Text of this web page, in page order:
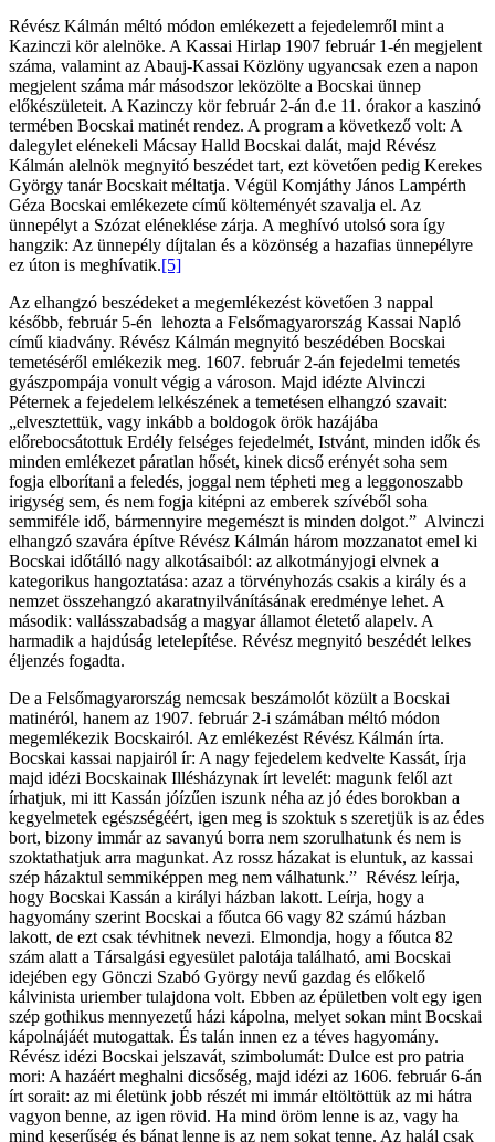
Révész Kálmán méltó módon emlékezett a fejedelemről mint a
Kazinczi kör alelnöke. A Kassai Hirlap 1907 február 1-én megjelent
száma, valamint az Abauj-Kassai Közlöny ugyancsak ezen a napon
megjelent száma már másodszor leközölte a Bocskai ünnep
előkészületeit. A Kazinczy kör február 2-án d.e 11. órakor a kaszinó
termében Bocskai matinét rendez. A program a következő volt: A
dalegylet elénekeli Mácsay Halld Bocskai dalát, majd Révész
Kálmán alelnök megnyitó beszédet tart, ezt követően pedig Kerekes
György tanár Bocskait méltatja. Végül Komjáthy János Lampérth
Géza Bocskai emlékezete című költeményét szavalja el. Az
ünnepélyt a Szózat eléneklése zárja. A meghívó utolsó sora így
hangzik: Az ünnepély díjtalan és a közönség a hazafias ünnepélyre
ez úton is meghívatik.[5]
Az elhangzó beszédeket a megemlékezést követően 3 nappal
később, február 5-én lehozta a Felsőmagyarország Kassai Napló
című kiadvány. Révész Kálmán megnyitó beszédében Bocskai
temetéséről emlékezik meg. 1607. február 2-án fejedelmi temetés
gyászpompája vonult végig a városon. Majd idézte Alvinczi
Péternek a fejedelem lelkészének a temetésen elhangzó szavait:
„elvesztettük, vagy inkább a boldogok örök hazájába
előrebocsátottuk Erdély felséges fejedelmét, Istvánt, minden idők és
minden emlékezet páratlan hősét, kinek dicső erényét soha sem
fogja elborítani a feledés, joggal nem tépheti meg a leggonoszabb
irigység sem, és nem fogja kitépni az emberek szívéből soha
semmiféle idő, bármennyire megemészt is minden dolgot.” Alvinczi
elhangzó szavára építve Révész Kálmán három mozzanatot emel ki
Bocskai időtálló nagy alkotásaiból: az alkotmányjogi elvnek a
kategorikus hangoztatása: azaz a törvényhozás csakis a király és a
nemzet összehangzó akaratnyilvánításának eredménye lehet. A
második: vallásszabadság a magyar államot életető alapelv. A
harmadik a hajdúság letelepítése. Révész megnyitó beszédét lelkes
éljenzés fogadta.
De a Felsőmagyarország nemcsak beszámolót közült a Bocskai
matinéról, hanem az 1907. február 2-i számában méltó módon
megemlékezik Bocskairól. Az emlékezést Révész Kálmán írta.
Bocskai kassai napjairól ír: A nagy fejedelem kedvelte Kassát, írja
majd idézi Bocskainak Illésházynak írt levelét: magunk felől azt
írhatjuk, mi itt Kassán jóízűen iszunk néha az jó édes borokban a
kegyelmetek egészségéért, igen meg is szoktuk s szeretjük is az édes
bort, bizony immár az savanyú borra nem szorulhatunk és nem is
szoktathatjuk arra magunkat. Az rossz házakat is eluntuk, az kassai
szép házaktul semmiképpen meg nem válhatunk.” Révész leírja,
hogy Bocskai Kassán a királyi házban lakott. Leírja, hogy a
hagyomány szerint Bocskai a főutca 66 vagy 82 számú házban
lakott, de ezt csak tévhitnek nevezi. Elmondja, hogy a főutca 82
szám alatt a Társalgási egyesület palotája található, ami Bocskai
idejében egy Gönczi Szabó György nevű gazdag és előkelő
kálvinista uriember tulajdona volt. Ebben az épületben volt egy igen
szép gothikus mennyezetű házi kápolna, melyet sokan mint Bocskai
kápolnájáét mutogattak. És talán innen ez a téves hagyomány.
Révész idézi Bocskai jelszavát, szimbolumát: Dulce est pro patria
mori: A hazáért meghalni dicsőség, majd idézi az 1606. február 6-án
írt sorait: az mi életünk jobb részét mi immár eltöltöttük az mi hátra
vagyon benne, az igen rövid. Ha mind öröm lenne is az, vagy ha
mind keserűség és bánat lenne is az nem sokat tenne. Az halál csak